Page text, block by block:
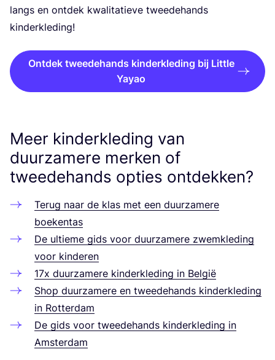
langs en ont­dek kwa­li­ta­tie­ve twee­de­hands
kinderkleding!
Ontdek tweedehands kinderkleding bij Little
Yayao
Meer kinderkleding van
duurzamere merken of
tweedehands opties ontdekken?
Terug naar de klas met een duur­za­me­re
boekentas
De ultie­me gids voor duur­za­me­re zwem­kle­ding
voor kinderen
17x duur­za­me­re kin­der­kle­ding in België
Shop duur­za­me­re en twee­de­hands kin­der­kle­ding
in Rotterdam
De gids voor twee­de­hands kin­der­kle­ding in
Amsterdam